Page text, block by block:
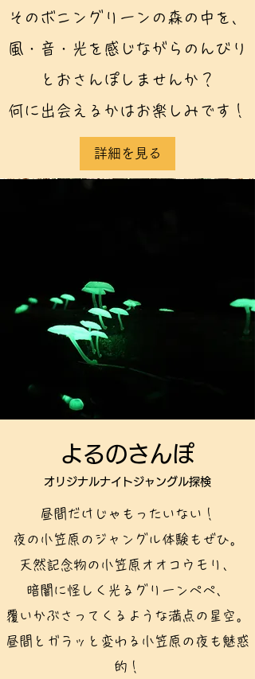
そのボニングリーンの森の中を、
風・音・光を感じながらのんびり
とおさんぽしませんか？
​何に出会えるかはお楽しみです！
詳細を見る
​よるのさんぽ
​オリジナルナイトジャングル探検
昼間だけじゃもったいない！
夜の小笠原のジャングル体験もぜひ。
天然記念物の小笠原オオコウモリ、
暗闇に怪しく光るグリーンペペ、
​覆いかぶさってくるような満点の星空。
昼間とガラッと変わる小笠原の夜も魅惑
的！